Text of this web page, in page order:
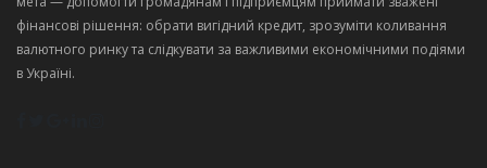
фінансові рішення: обрати вигідний кредит, зрозуміти коливання
валютного ринку та слідкувати за важливими економічними подіями
в Україні.